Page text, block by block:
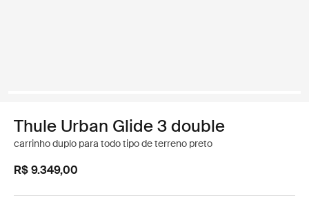
Thule Urban Glide 3 double
carrinho duplo para todo tipo de terreno preto
R$ 9.349,00